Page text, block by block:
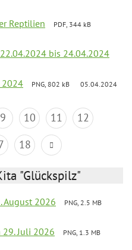
Reptilien
PDF, 344 kB
bis 24.04.2024
2024 PNG, 802 kB 05.04.2024
9 10 11
12
18
"Glückspilz"
August 2026
PNG, 2.5 MB
Juli 2026
PNG, 1.3 MB